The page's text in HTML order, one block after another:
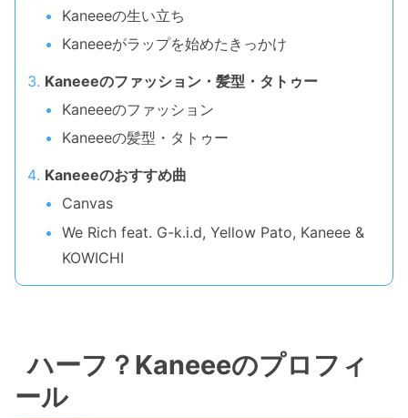
Kaneeeの生い立ち
Kaneeeがラップを始めたきっかけ
Kaneeeのファッション・髪型・タトゥー
Kaneeeのファッション
Kaneeeの髪型・タトゥー
Kaneeeのおすすめ曲
Canvas
We Rich feat. G-k.i.d, Yellow Pato, Kaneee &
KOWICHI
ハーフ？Kaneeeのプロフィ
ール